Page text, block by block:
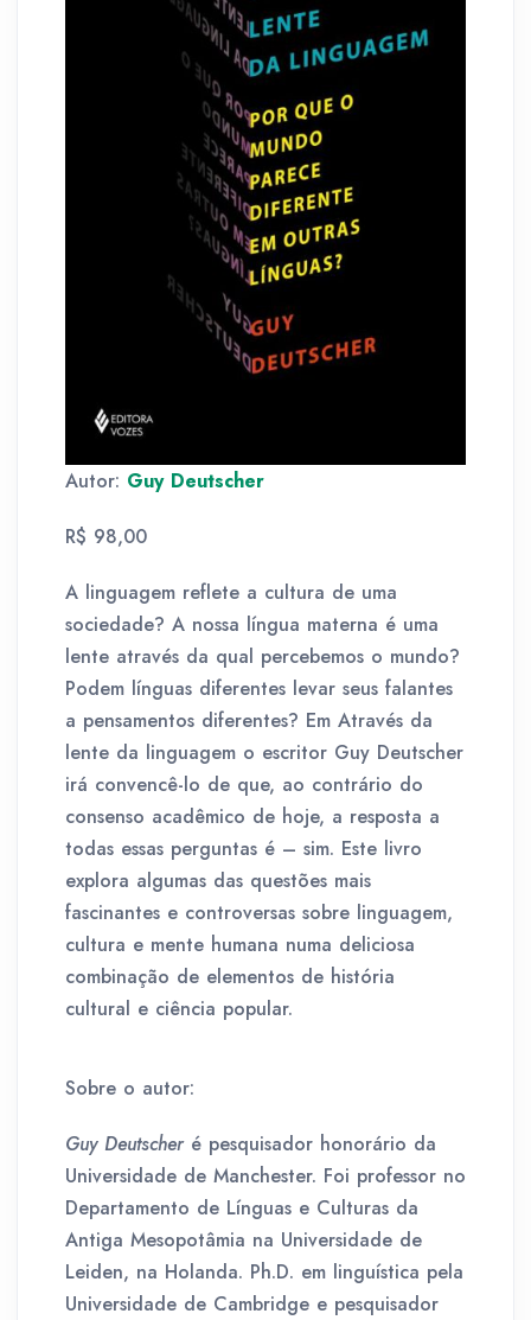
Autor: Guy Deutscher
R$ 98,00
A linguagem reflete a cultura de uma
sociedade? A nossa língua materna é uma
lente através da qual percebemos o mundo?
Podem línguas diferentes levar seus falantes
a pensamentos diferentes? Em Através da
lente da linguagem o escritor Guy Deutscher
irá convencê-lo de que, ao contrário do
consenso acadêmico de hoje, a resposta a
todas essas perguntas é – sim. Este livro
explora algumas das questões mais
fascinantes e controversas sobre linguagem,
cultura e mente humana numa deliciosa
combinação de elementos de história
cultural e ciência popular.
Sobre o autor:
Guy Deutscheré pesquisador honorário da
Universidade de Manchester. Foi professor no
Departamento de Línguas e Culturas da
Antiga Mesopotâmia na Universidade de
Leiden, na Holanda. Ph.D. em linguística pela
Universidade de Cambridge e pesquisador